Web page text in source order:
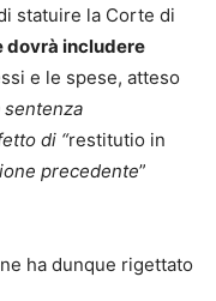
statuire la Corte di
dovrà includere
e le spese, atteso
sentenza
di “restitutio in
precedente”
ha dunque rigettato